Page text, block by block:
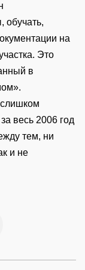
обучать,
на
Это
в
весь 2006 год
тем, ни
и не